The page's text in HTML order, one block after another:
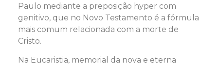
Paulo mediante a preposição hyper com
genitivo, que no Novo Testamento é a fórmula
mais comum relacionada com a morte de
Cristo.
Na Eucaristia, memorial da nova e eterna